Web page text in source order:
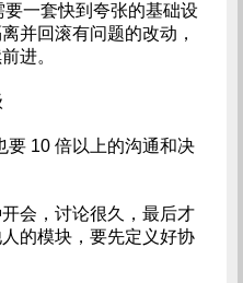
要一套快到夸张的基础设
并回滚有问题的改动，
进。
要 10 倍以上的沟通和决
会，讨论很久，最后才
的模块，要先定义好协